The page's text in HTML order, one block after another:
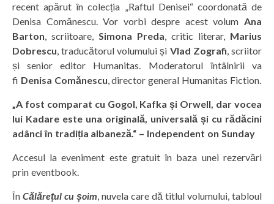
recent apărut în colecția „Raftul Denisei“ coordonată de
Denisa Comănescu. Vor vorbi despre acest volum Ana
Barton, scriitoare, Simona Preda, critic literar, Marius
Dobrescu, traducătorul volumului și Vlad Zografi, scriitor
și senior editor Humanitas. Moderatorul întâlnirii va
fi Denisa Comănescu, director general Humanitas Fiction.
„A fost comparat cu Gogol, Kafka și Orwell, dar vocea
lui Kadare este una originală, universală și cu rădăcini
adânci în tradiția albaneză.“ – Independent on Sunday
Accesul la eveniment este gratuit în baza unei rezervări
prin eventbook.
În Călărețul cu șoim, nuvela care dă titlul volumului, tabloul